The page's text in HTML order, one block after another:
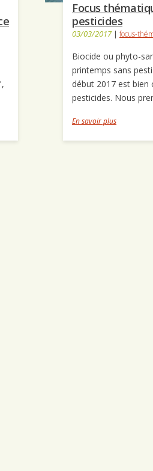
Focus
pesticides
03/03/2017 | focus-
Biocide ou phyto-
printemps sans
début 2017 est bien
pesticides. Nous
En savoir plus